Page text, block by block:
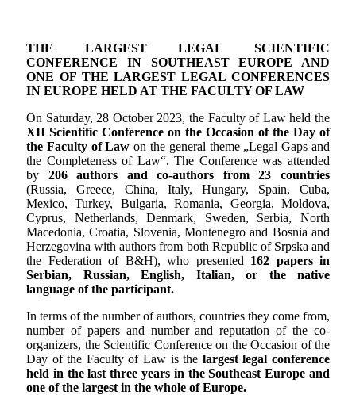
THE LARGEST LEGAL SCIENTIFIC
CONFERENCE IN SOUTHEAST EUROPE AND
ONE OF THE LARGEST LEGAL CONFERENCES
IN EUROPE HELD AT THE FACULTY OF LAW
On Saturday, 28 October 2023, the Faculty of Law held the
XII Scientific Conference on the Occasion of the Day of
the Faculty of Law on the general theme „Legal Gaps and
the Completeness of Law“. The Conference was attended
by 206 authors and co-authors from 23 countries
(Russia, Greece, China, Italy, Hungary, Spain, Cuba,
Mexico, Turkey, Bulgaria, Romania, Georgia, Moldova,
Cyprus, Netherlands, Denmark, Sweden, Serbia, North
Macedonia, Croatia, Slovenia, Montenegro and Bosnia and
Herzegovina with authors from both Republic of Srpska and
the Federation of B&H), who presented 162 papers in
Serbian, Russian, English, Italian, or the native
language of the participant.
In terms of the number of authors, countries they come from,
number of papers and number and reputation of the co-
organizers, the Scientific Conference on the Occasion of the
Day of the Faculty of Law is the largest legal conference
held in the last three years in the Southeast Europe and
one of the largest in the whole of Europe.